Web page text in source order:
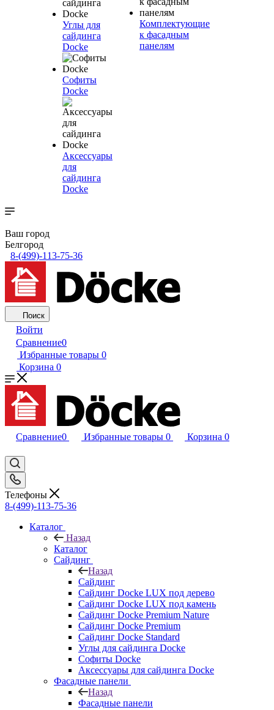
Углы для
сайдинга
Docke
Софиты
Docke
Аксессуары
для
сайдинга
Docke
Комплектующие
к фасадным
панелям
Ваш город
Белгород
8-(499)-113-75-36
Поиск
Войти
Сравнение0
Избранные товары 0
Корзина 0
Сравнение0 Избранные товары 0 Корзина 0
Телефоны
8-(499)-113-75-36
Каталог
Назад
Каталог
Сайдинг
Назад
Сайдинг
Сайдинг Docke LUX под дерево
Сайдинг Docke LUX под камень
Сайдинг Docke Premium Nature
Сайдинг Docke Premium
Сайдинг Docke Standard
Углы для сайдинга Docke
Софиты Docke
Аксессуары для сайдинга Docke
Фасадные панели
Назад
Фасадные панели